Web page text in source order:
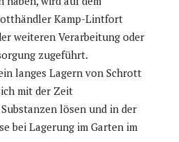
Kamp-Lintfort
weiteren Verarbeitung oder
zugeführt.
langes Lagern von Schrott
mit der Zeit
lösen und in der
bei Lagerung im Garten im